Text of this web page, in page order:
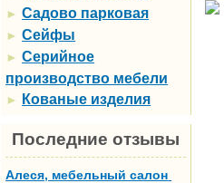
► Садово парковая
► Сейфы
► Серийное
производство мебели
►
Кованые изделия
Последние отзывы
Алеся, мебельный салон